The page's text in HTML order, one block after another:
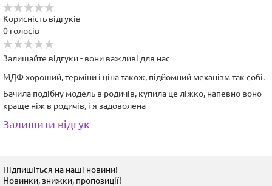
Корисність відгуків
0 голосів
Залишайте відгуки - вони важливі для нас
МДФ хороший, терміни і ціна також, підйомний механізм так собі.
Бачила подібну модель в родичів, купила це ліжко, напевно воно
краще ніж в родичів, і я задоволена
Залишити відгук
Підпишіться на наші новини!
Новинки, знижки, пропозиції!